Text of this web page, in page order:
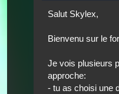
Salut Skylex,
Bienvenu sur le
Je vois plusieurs
approche:
- tu as choisi une